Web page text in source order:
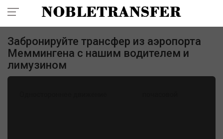
+41 7860 99 777
Забронируйте трансфер из аэропорта
Меммингена с нашим водителем и
лимузином